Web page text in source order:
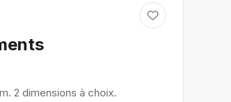
2 dimensions à choix.